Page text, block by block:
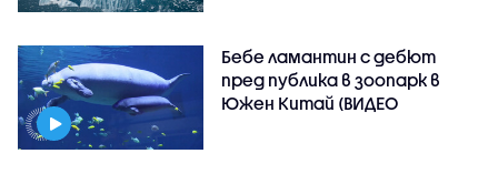
Бебе ламантин с дебют
пред публика в зоопарк в
Южен Китай (ВИДЕО